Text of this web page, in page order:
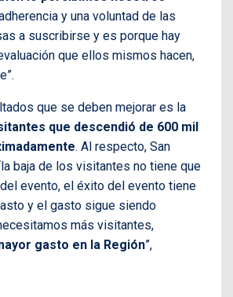
y una voluntad de las
a suscribirse y es porque hay
que ellos mismos hacen,
que se deben mejorar es la
que descendió de 600 mil
. Al respecto, San
baja de los visitantes no tiene que
evento, el éxito del evento tiene
y el gasto sigue siendo
más visitantes,
gasto en la Región”,